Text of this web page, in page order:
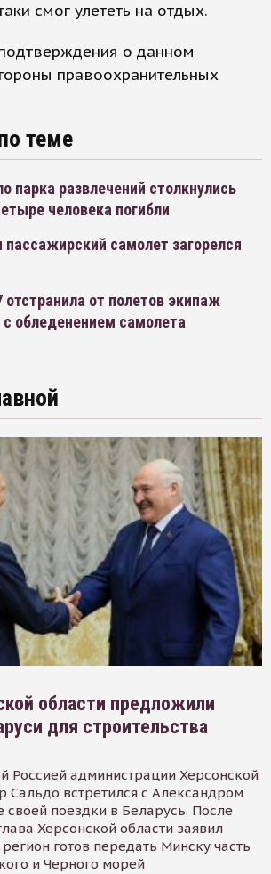
смог улететь на отдых.
о данном
правоохранительных
теме
парка развлечений столкнулись
человека погибли
пассажирский самолет загорелся
от полетов экипаж
обледенением самолета
области предложили
для строительства
Россией администрации Херсонской
Сальдо встретился с Александром
поездки в Беларусь. После
Херсонской области заявил
готов передать Минску часть
и Черного морей